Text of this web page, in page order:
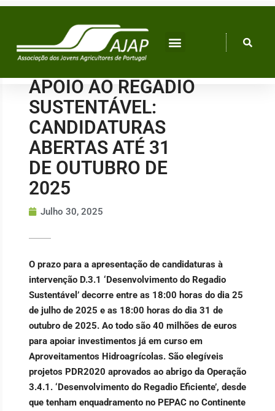
Skip
APOIO AO REGADIO
SUSTENTÁVEL:
CANDIDATURAS
ABERTAS ATÉ 31
DE OUTUBRO DE
2025
Julho 30, 2025
O prazo para a apresentação de candidaturas à
intervenção D.3.1 ‘Desenvolvimento do Regadio
Sustentável’ decorre entre as 18:00 horas do dia 25
de julho de 2025 e as 18:00 horas do dia 31 de
outubro de 2025. Ao todo são 40 milhões de euros
para apoiar investimentos já em curso em
Aproveitamentos Hidroagrícolas. São elegíveis
projetos PDR2020 aprovados ao abrigo da Operação
3.4.1. ‘Desenvolvimento do Regadio Eficiente’, desde
que tenham enquadramento no PEPAC no Continente